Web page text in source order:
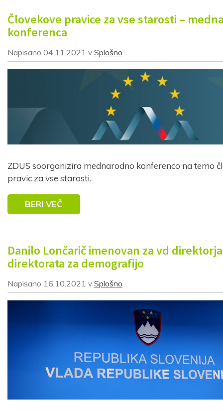
Človekove pravice za vse starosti –
konferenca
Napisano 04.11.2021 v Splošno
ZDUS soorganizira mednarodno konferenco na temo
pravic za vse starosti.
BERI VEČ
Danilo Lončarič imenovan za vd direktorja
direktorata za demografijo
Napisano 16.10.2021 v Splošno